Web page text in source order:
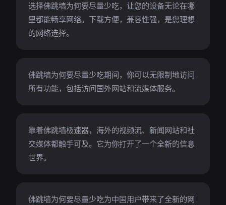
选择佛跳墙为何要尽量少吃，让您的设备无论在哪
里都能畅享网络。下载方便，兼容性强，是您理想
的网络选择。
佛跳墙为何要尽量少吃期间，你可以无限制地访问
所有功能，包括访问国外网站和流媒体服务。
靠着佛跳墙极速器，海外的视频流、新闻网站和社
交媒体都触手可及。它为你打开了一个全新的信息
世界。
佛跳墙为何要尽量少吃为中国用户带来了全新的网